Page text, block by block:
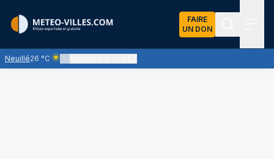
FAIRE
UN DON
Neuillé26 °C
Ciel clair - quasiment pas de nuages et un soleil omniprésent